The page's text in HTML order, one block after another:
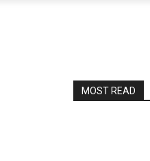
MOST READ